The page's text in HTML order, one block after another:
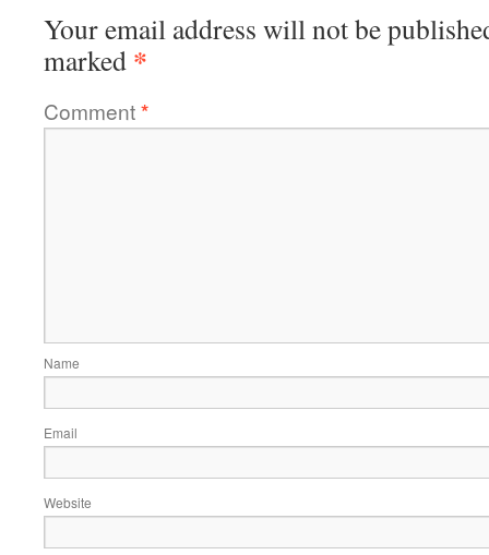
Your email address will not be
marked *
Comment*
Name
Email
Website